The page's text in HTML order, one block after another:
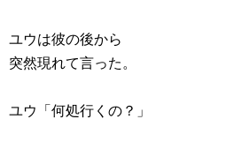
ユウは彼の後から
突然現れて言った。
ユウ「何処行くの？」